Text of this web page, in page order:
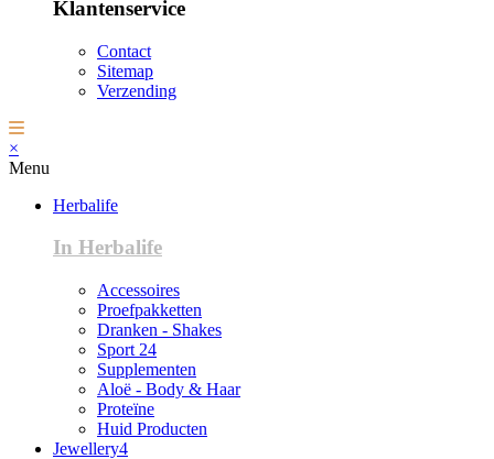
Klantenservice
Contact
Sitemap
Verzending
×
Menu
Herbalife
In Herbalife
Accessoires
Proefpakketten
Dranken - Shakes
Sport 24
Supplementen
Aloë - Body & Haar
Proteïne
Huid Producten
Jewellery4